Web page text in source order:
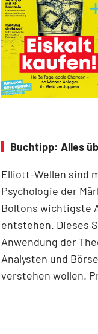
Buchtipp: Alles
Elliott-Wellen sind
Psychologie der
Boltons wichtigste
entstehen. Dieses
Anwendung der
Analysten und
verstehen wollen.